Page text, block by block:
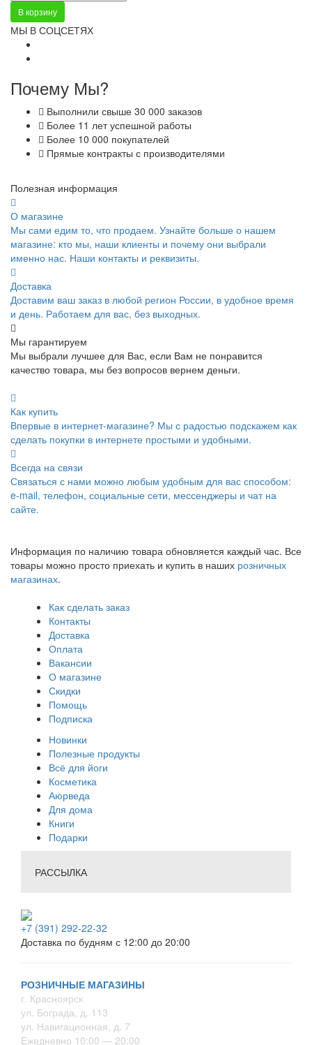
В корзину
МЫ В СОЦСЕТЯХ
Почему Мы?
Выполнили свыше 30 000 заказов
Более 11 лет успешной работы
Более 10 000 покупателей
Прямые контракты с производителями
Полезная информация
О магазине
Мы сами едим то, что продаем. Узнайте больше о нашем
магазине: кто мы, наши клиенты и почему они выбрали
именно нас. Наши контакты и реквизиты.
Доставка
Доставим ваш заказ в любой регион России, в удобное время
и день. Работаем для вас, без выходных.
Мы гарантируем
Мы выбрали лучшее для Вас, если Вам не понравится
качество товара, мы без вопросов вернем деньги.
Как купить
Впервые в интернет-магазине? Мы с радостью подскажем как
сделать покупки в интернете простыми и удобными.
Всегда на связи
Связаться с нами можно любым удобным для вас способом:
e-mail, телефон, социальные сети, мессенджеры и чат на
сайте.
Информация по наличию товара обновляется каждый час. Все
товары можно просто приехать и купить в наших розничных
магазинах.
Как сделать заказ
Контакты
Доставка
Оплата
Вакансии
О магазине
Скидки
Помощь
Подписка
Новинки
Полезные продукты
Всё для йоги
Косметика
Аюрведа
Для дома
Книги
Подарки
РАССЫЛКА
+7 (391) 292-22-32
Доставка по будням с 12:00 до 20:00
РОЗНИЧНЫЕ МАГАЗИНЫ
г. Красноярск
ул. Бограда, д. 113
ул. Навигационная, д. 7
Ежедневно 10:00 — 20:00